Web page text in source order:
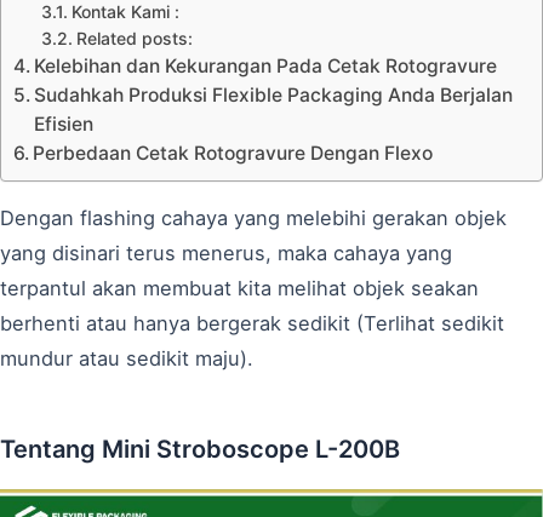
Kontak Kami :
Related posts:
Kelebihan dan Kekurangan Pada Cetak Rotogravure
Sudahkah Produksi Flexible Packaging Anda Berjalan
Efisien
Perbedaan Cetak Rotogravure Dengan Flexo
Dengan flashing cahaya yang melebihi gerakan objek
yang disinari terus menerus, maka cahaya yang
terpantul akan membuat kita melihat objek seakan
berhenti atau hanya bergerak sedikit (Terlihat sedikit
mundur atau sedikit maju).
Tentang Mini Stroboscope L-200B